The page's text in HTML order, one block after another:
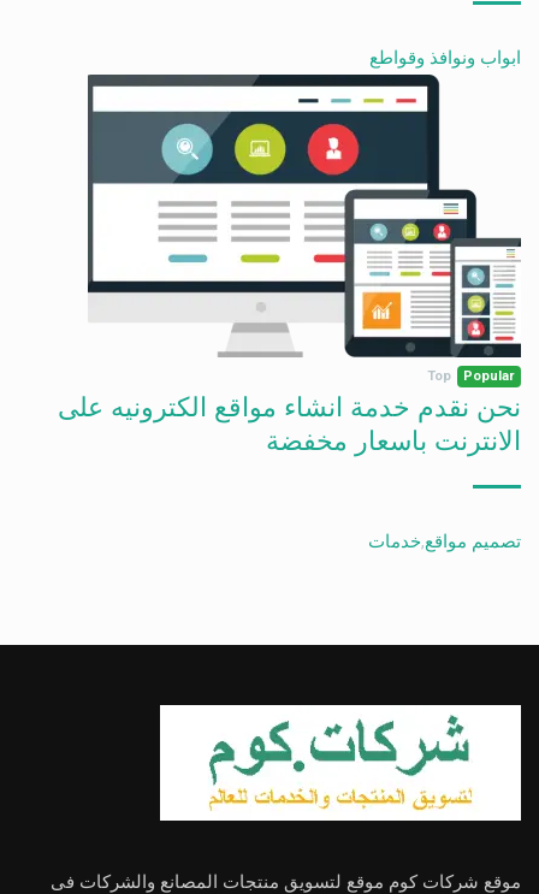
ابواب ونوافذ وقواطع
Popular
Top
نحن نقدم خدمة انشاء مواقع الكترونيه على
الانترنت باسعار مخفضة
تصميم مواقع,خدمات
موقع شركات كوم موقع لتسويق منتجات المصانع والشركات فى